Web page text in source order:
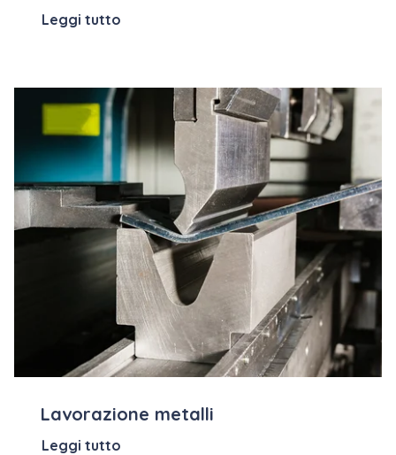
Leggi tutto
Lavorazione metalli
Leggi tutto